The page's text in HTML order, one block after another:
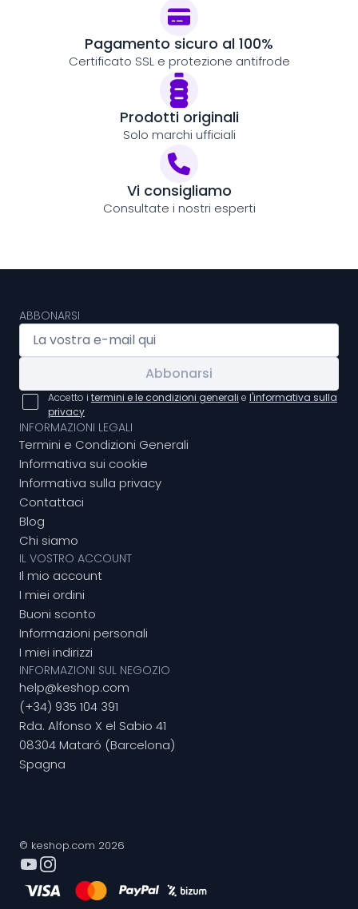
Pagamento sicuro al 100%
Certificato SSL e protezione antifrode
Prodotti originali
Solo marchi ufficiali
Vi consigliamo
Consultate i nostri esperti
ABBONARSI
Abbonarsi
Accetto i termini e le condizioni generali e l'informativa sulla
privacy
INFORMAZIONI LEGALI
Termini e Condizioni Generali
Informativa sui cookie
Informativa sulla privacy
Contattaci
Blog
Chi siamo
IL VOSTRO ACCOUNT
Il mio account
I miei ordini
Buoni sconto
Informazioni personali
I miei indirizzi
INFORMAZIONI SUL NEGOZIO
help@keshop.com
(+34) 935 104 391
Rda. Alfonso X el Sabio 41
08304 Mataró (Barcelona)
Spagna
© keshop.com 2026